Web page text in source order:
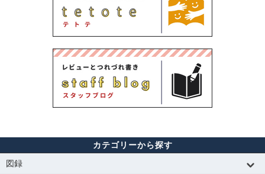
カテゴリーから探す
図録